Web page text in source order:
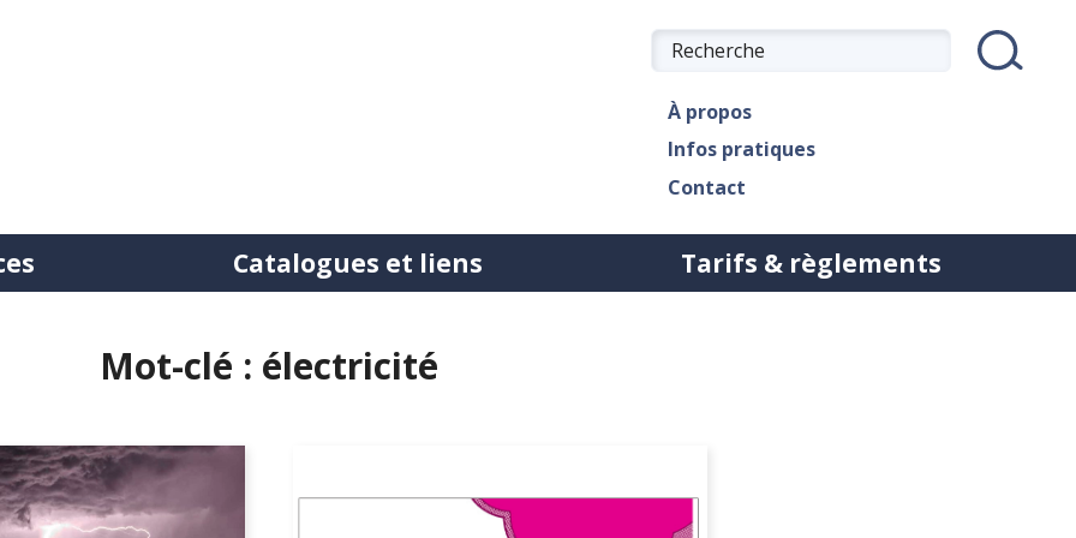
À propos
Infos pratiques
Contact
bibliothèques
de documents
Catalogues et liens Tarifs & règlements
Mot-clé : électricité